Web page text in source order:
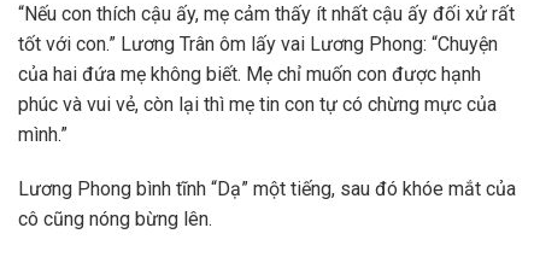
“Nếu con thích cậu ấy, mẹ cảm thấy ít nhất cậu ấy đối xử rất
tốt với con.” Lương Trân ôm lấy vai Lương Phong: “Chuyện
của hai đứa mẹ không biết. Mẹ chỉ muốn con được hạnh
phúc và vui vẻ, còn lại thì mẹ tin con tự có chừng mực của
mình.”
Lương Phong bình tĩnh “Dạ” một tiếng, sau đó khóe mắt của
cô cũng nóng bừng lên.